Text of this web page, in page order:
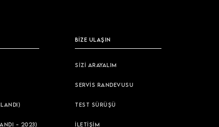
- 2023)
BİZE ULAŞIN
SİZİ ARAYALIM
SERVİS RANDEVUSU
TEST SÜRÜŞÜ
İLETİŞİM